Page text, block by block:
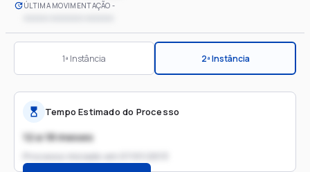
ÚLTIMA MOVIMENTAÇÃO
1ª Instância 2ª Instância
Tempo Estimado do Processo
12 a 18 meses
Processo iniciado em